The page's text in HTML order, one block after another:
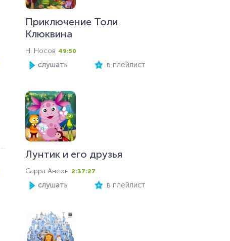
Приключение Толи
Клюквина
Н. Носов 49:50
слушать в плейлист
Лунтик и его друзья
Сарра Ансон 2:37:27
слушать в плейлист